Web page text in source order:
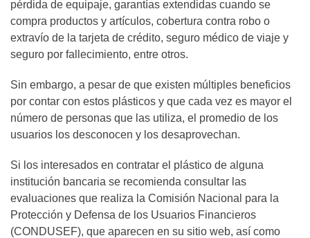
pérdida de equipaje, garantías extendidas cuando se
compra productos y artículos, cobertura contra robo o
extravío de la tarjeta de crédito, seguro médico de viaje y
seguro por fallecimiento, entre otros.
Sin embargo, a pesar de que existen múltiples beneficios
por contar con estos plásticos y que cada vez es mayor el
número de personas que las utiliza, el promedio de los
usuarios los desconocen y los desaprovechan.
Si los interesados en contratar el plástico de alguna
institución bancaria se recomienda consultar las
evaluaciones que realiza la Comisión Nacional para la
Protección y Defensa de los Usuarios Financieros
(CONDUSEF), que aparecen en su sitio web, así como